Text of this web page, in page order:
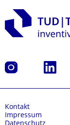
Instagram LinkedIn
Kontakt
Impressum